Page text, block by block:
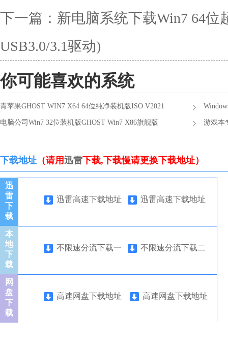
下一篇： 新电脑系统下载Win7 64位
USB3.0/3.1驱动)
你可能喜欢的系统
青苹果GHOST WIN7 X64 64位纯净装机版ISO V2021
版ISO
电脑公司Win7 32位装机版GHOST Win7 X86旗舰版 游戏本
下载地址 （请用迅雷下载,下载慢请更换下载地址）
迅
雷
下
载
迅雷高速下载地址
迅雷高速下载地址
本
地
下
载
不限速分流下载一 不限速分流下载二
网
盘
下
载
高速网盘下载地址
高速网盘下载地址